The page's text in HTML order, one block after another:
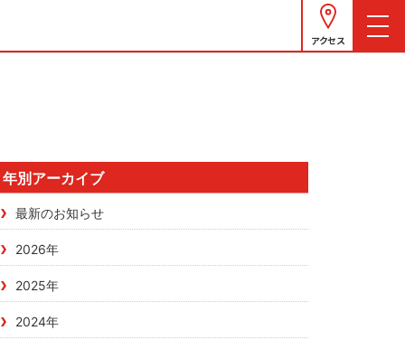
アクセス
年別アーカイブ
最新のお知らせ
2026年
2025年
2024年